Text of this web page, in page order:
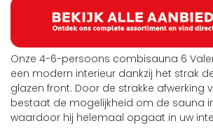
Onze 4-6-persoons combisauna 6
een modern interieur dankzij het strak
glazen front. Door de strakke afwerking
bestaat de mogelijkheid om de sauna
waardoor hij helemaal opgaat in uw